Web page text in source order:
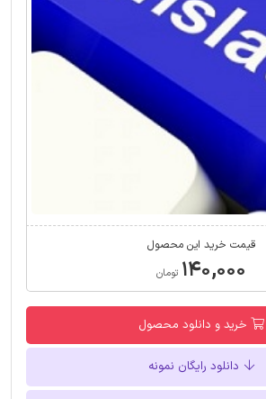
قیمت خرید این محصول
۱۴۰,۰۰۰ تومان
خرید و دانلود محصول
دانلود رایگان نمونه